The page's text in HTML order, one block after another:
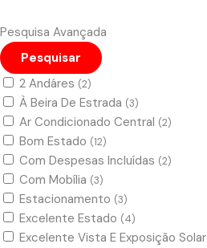
Pesquisa Avançada
Pesquisar
2 Andáres (2)
À Beira De Estrada (3)
Ar Condicionado Central (2)
Bom Estado (12)
Com Despesas Incluídas (2)
Com Mobília (3)
Estacionamento (3)
Excelente Estado (4)
Excelente Vista E Exposição Solar